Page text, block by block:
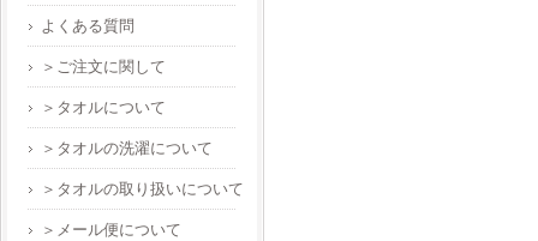
よくある質問
＞ご注文に関して
＞タオルについて
＞タオルの洗濯について
＞タオルの取り扱いについて
＞メール便について